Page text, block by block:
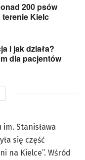
200 psów
Kielc
i jak działa?
dla pacjentów
Stanisława
się część
na Kielce”. Wśród